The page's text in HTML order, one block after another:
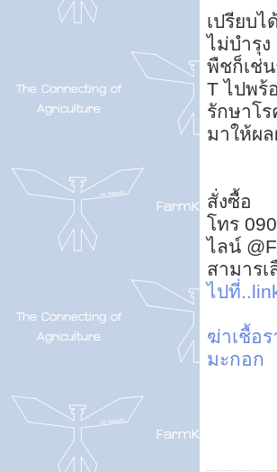
เปรียบ
ไม่บำรุ
พืชก็เช่
T ไปพร้
รักษาโ
มาให้ผ
สั่งซื้อ
โทร
ไลน์
สามาร
ไปที่
ฆ่าเชื้อ
มะกอก